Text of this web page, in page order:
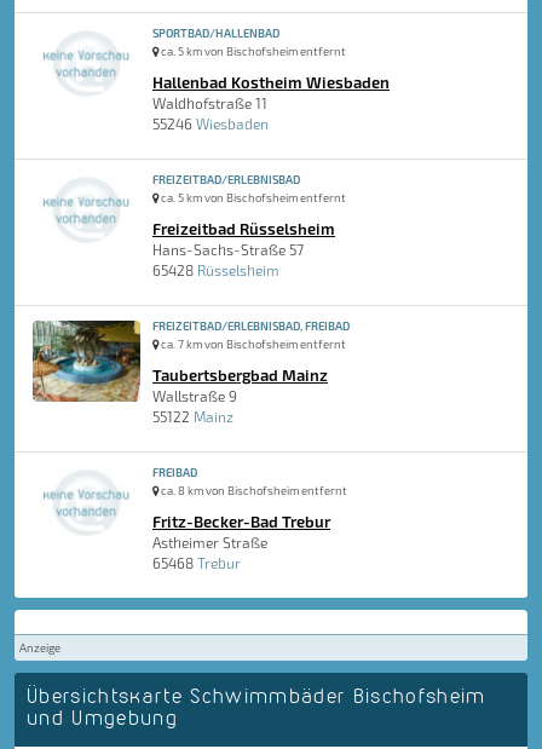
SPORTBAD/HALLENBAD
ca. 5 km von Bischofsheim entfernt
Hallenbad Kostheim Wiesbaden
Waldhofstraße 11
55246 Wiesbaden
FREIZEITBAD/ERLEBNISBAD
ca. 5 km von Bischofsheim entfernt
Freizeitbad Rüsselsheim
Hans-Sachs-Straße 57
65428 Rüsselsheim
FREIZEITBAD/ERLEBNISBAD, FREIBAD
ca. 7 km von Bischofsheim entfernt
Taubertsbergbad Mainz
Wallstraße 9
55122 Mainz
FREIBAD
ca. 8 km von Bischofsheim entfernt
Fritz-Becker-Bad Trebur
Astheimer Straße
65468 Trebur
Anzeige
Übersichtskarte Schwimmbäder Bischofsheim
und Umgebung